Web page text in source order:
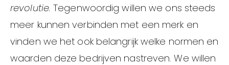
revolutie. Tegenwoordig willen we ons steeds
meer kunnen verbinden met een merk en
vinden we het ook belangrijk welke normen en
waarden deze bedrijven nastreven. We willen